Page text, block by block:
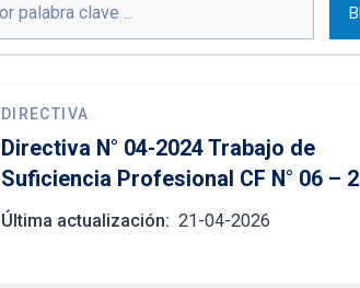
DIRECTIVA
Directiva N° 04-2024 Trabajo de
Suficiencia Profesional CF N° 06 –
Última actualización: 21-04-2026